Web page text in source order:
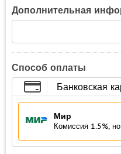
Дополнительная
Способ оплаты
Банковская
Мир
Комиссия 1.5%,